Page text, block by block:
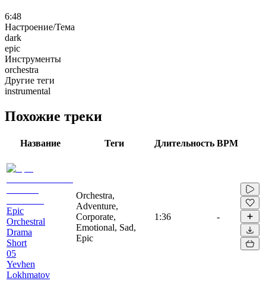
6:48
Настроение/Тема
dark
epic
Инструменты
orchestra
Другие теги
instrumental
Похожие треки
Название Теги Длительность BPM
Epic
Orchestral
Drama
Short
05
Yevhen
Lokhmatov
Orchestra,
Adventure,
Corporate,
Emotional, Sad,
Epic
1:36 -